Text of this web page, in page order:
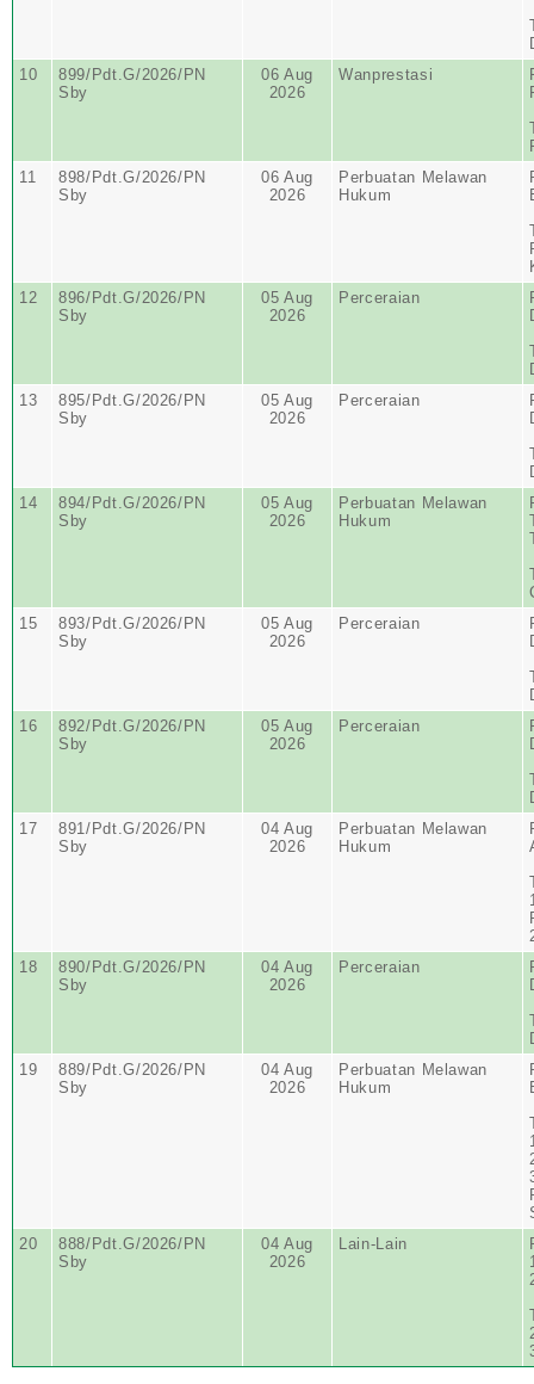
10
899/Pdt.G/2026/PN
Sby
06 Aug
2026
Wanprestasi
11
898/Pdt.G/2026/PN
Sby
06 Aug
2026
Perbuatan Melawan
Hukum
12
896/Pdt.G/2026/PN
Sby
05 Aug
2026
Perceraian
13
895/Pdt.G/2026/PN
Sby
05 Aug
2026
Perceraian
14
894/Pdt.G/2026/PN
Sby
05 Aug
2026
Perbuatan Melawan
Hukum
15
893/Pdt.G/2026/PN
Sby
05 Aug
2026
Perceraian
16
892/Pdt.G/2026/PN
Sby
05 Aug
2026
Perceraian
17
891/Pdt.G/2026/PN
Sby
04 Aug
2026
Perbuatan Melawan
Hukum
18
890/Pdt.G/2026/PN
Sby
04 Aug
2026
Perceraian
19
889/Pdt.G/2026/PN
Sby
04 Aug
2026
Perbuatan Melawan
Hukum
20
888/Pdt.G/2026/PN
Sby
04 Aug
2026
Lain-Lain